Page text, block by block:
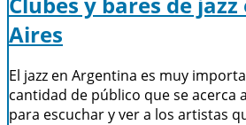
Aires
El jazz en Argentina es muy
cantidad de público que se acerca
para escuchar y ver a los artistas